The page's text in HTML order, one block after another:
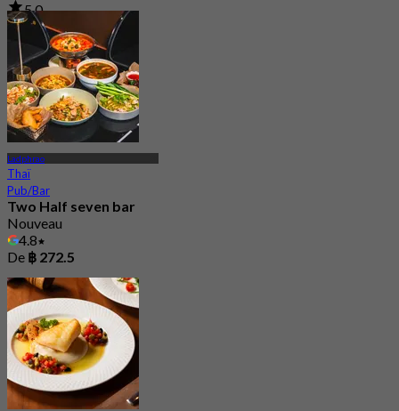
5.0
294 Réservé
De
฿ 550
Ladphrao
Thaï
Pub/Bar
Two Half seven bar
Nouveau
4.8
De ฿ 272.5